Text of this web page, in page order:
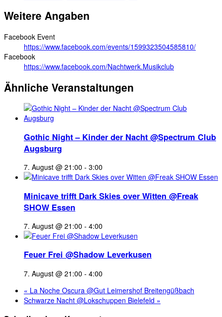
Weitere Angaben
Facebook Event
https://www.facebook.com/events/1599323504585810/
Facebook
https://www.facebook.com/Nachtwerk.Musikclub
Ähnliche Veranstaltungen
Gothic Night – Kinder der Nacht @Spectrum Club
Augsburg
7. August @ 21:00 - 3:00
Minicave trifft Dark Skies over Witten @Freak
SHOW Essen
7. August @ 21:00 - 4:00
Feuer Frei @Shadow Leverkusen
7. August @ 21:00 - 4:00
« La Noche Oscura @Gut Leimershof Breitengüßbach
Schwarze Nacht @Lokschuppen Bielefeld »